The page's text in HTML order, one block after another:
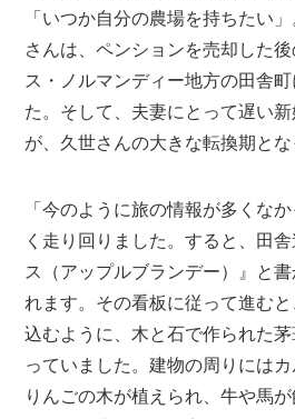
「いつか自分の農場を持ちたい
さんは、ペンションを売却した
ス・ノルマンディー地方の田舎
た。そして、夫妻にとって遅い
が、久世さんの大きな転換期とな
「今のように旅の情報が多くな
く走り回りました。すると、田
ス（アップルブランデー）』と
れます。その看板に従って進む
込むように、木と石で作られた
っていました。建物の周りには
りんごの木が植えられ、牛や馬